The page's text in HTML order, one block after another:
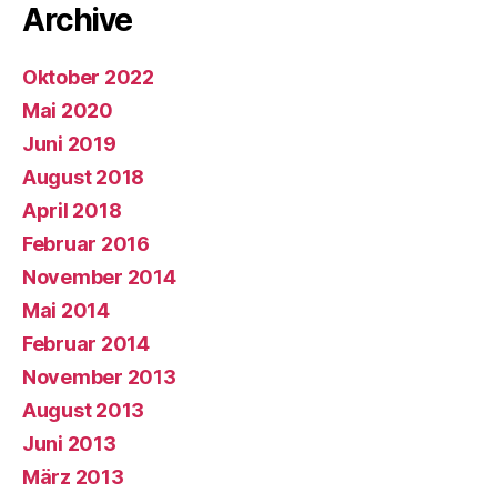
Archive
Oktober 2022
Mai 2020
Juni 2019
August 2018
April 2018
Februar 2016
November 2014
Mai 2014
Februar 2014
November 2013
August 2013
Juni 2013
März 2013